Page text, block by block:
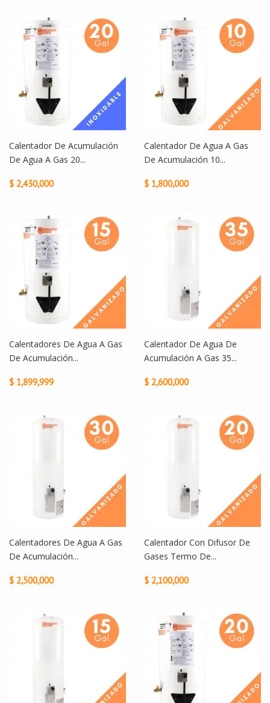
Calentador De Acumulación
De Agua A Gas 20...
$ 2,430,000
Calentador De Agua A Gas
De Acumulación 10...
$ 1,800,000
Calentadores De Agua A Gas
De Acumulación...
$ 1,899,999
Calentador De Agua De
Acumulación A Gas 35...
$ 2,600,000
Calentadores De Agua A Gas
De Acumulación...
$ 2,500,000
Calentador Con Difusor De
Gases Termo De...
$ 2,100,000